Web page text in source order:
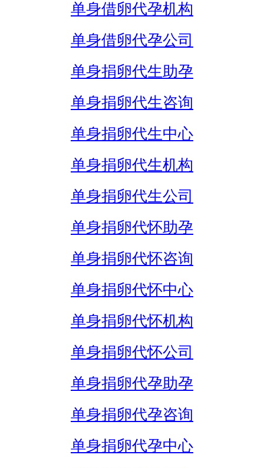
单身借卵代孕机构
单身借卵代孕公司
单身捐卵代生助孕
单身捐卵代生咨询
单身捐卵代生中心
单身捐卵代生机构
单身捐卵代生公司
单身捐卵代怀助孕
单身捐卵代怀咨询
单身捐卵代怀中心
单身捐卵代怀机构
单身捐卵代怀公司
单身捐卵代孕助孕
单身捐卵代孕咨询
单身捐卵代孕中心